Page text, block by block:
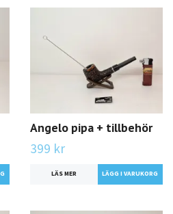
Angelo pipa + tillbehör
399 kr
LÄS MER